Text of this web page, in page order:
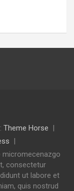
Theme Horse
micromecenazgo
consectetur
ut labore et
quis nostrud